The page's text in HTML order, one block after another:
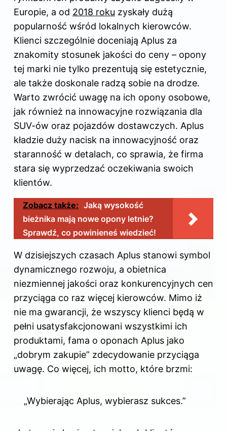
Europie, a od 2018 roku zyskały dużą
popularność wśród lokalnych kierowców.
Klienci szczególnie doceniają Aplus za
znakomity stosunek jakości do ceny – opony
tej marki nie tylko prezentują się estetycznie,
ale także doskonale radzą sobie na drodze.
Warto zwrócić uwagę na ich opony osobowe,
jak również na innowacyjne rozwiązania dla
SUV-ów oraz pojazdów dostawczych. Aplus
kładzie duży nacisk na innowacyjność oraz
staranność w detalach, co sprawia, że firma
stara się wyprzedzać oczekiwania swoich
klientów.
Zobacz także: Jaką wysokość
bieżnika mają nowe opony letnie?
Sprawdź, co powinieneś wiedzieć!
W dzisiejszych czasach Aplus stanowi symbol
dynamicznego rozwoju, a obietnica
niezmiennej jakości oraz konkurencyjnych cen
przyciąga co raz więcej kierowców. Mimo iż
nie ma gwarancji, że wszyscy klienci będą w
pełni usatysfakcjonowani wszystkimi ich
produktami, fama o oponach Aplus jako
„dobrym zakupie” zdecydowanie przyciąga
uwagę. Co więcej, ich motto, które brzmi:
„Wybierając Aplus, wybierasz sukces.”